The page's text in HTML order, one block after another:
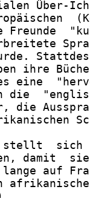
Über-
Freunde
ihre
eine
die
die
sich
damit
auf